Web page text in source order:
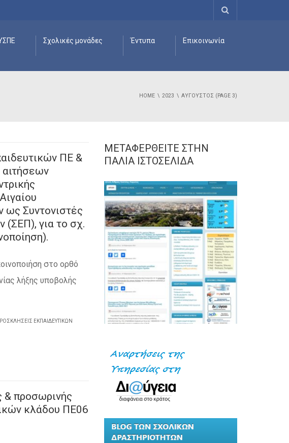
Σχολικές μονάδες Έντυπα Επικοινωνία
HOME 2023 ΑΎΓΟΥΣΤΟΣ (PAGE 3)
ΠE &
ως Συντονιστές
(ΣΕΠ), για το σχ.
στο ορθό
λήξης υποβολής
ΕΚΠΑΙΔΕΥΤΙΚΏΝ
& προσωρινής
κλάδου ΠΕ06
ΜΕΤΑΦΕΡΘΕΊΤΕ ΣΤΗΝ
ΠΑΛΙΆ ΙΣΤΟΣΕΛΊΔΑ